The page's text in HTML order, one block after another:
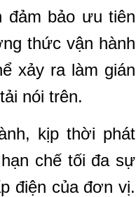
đảm bảo ưu tiên
thức vận hành
xảy ra làm gián
nói trên.
kịp thời phát
chế tối đa sự
điện của đơn vị.